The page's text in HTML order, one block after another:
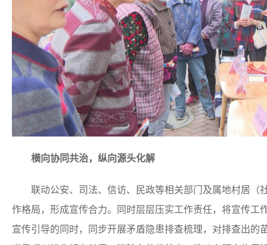
横向协同共治，纵向源头化解
联动公安、司法、信访、民政等相关部门及属地村居（
作格局，形成宣传合力。同时层层压实工作责任，将宣传工
宣传引导的同时，同步开展矛盾隐患排查梳理，对排查出